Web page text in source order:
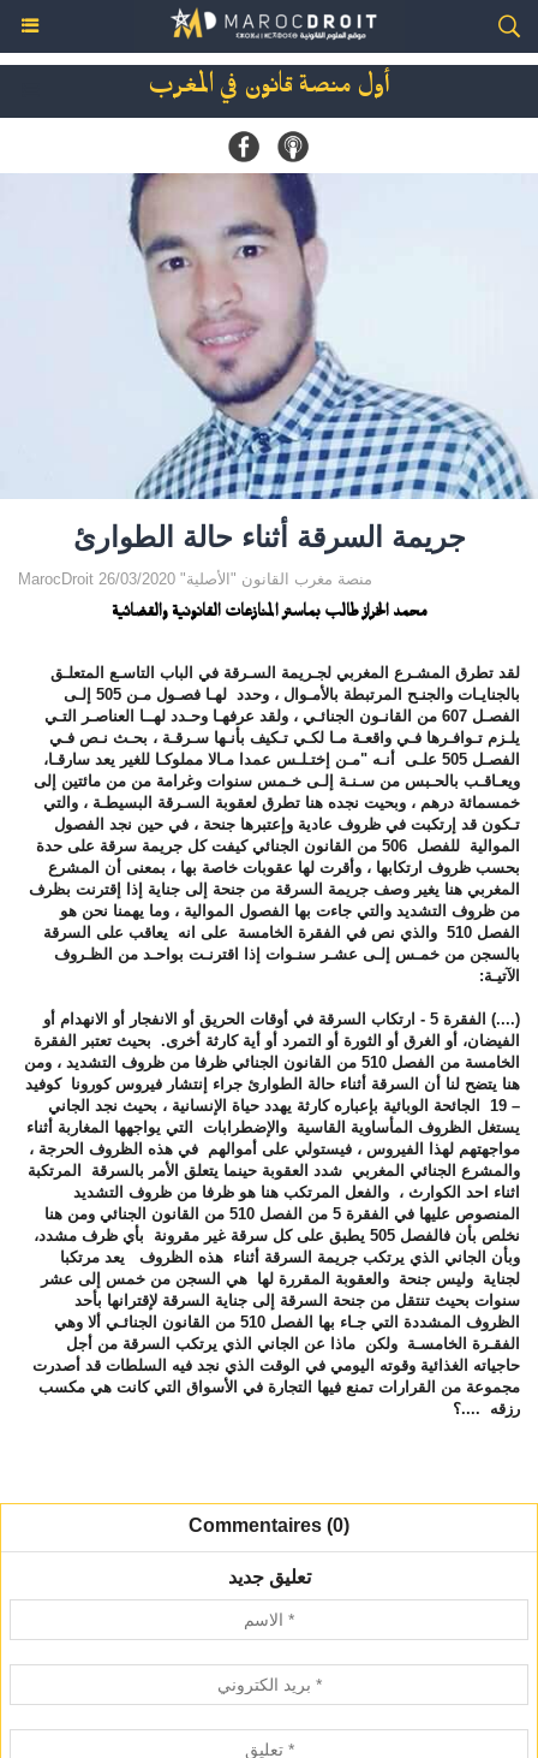
أول منصة قانون في المغرب
جريمة السرقة أثناء حالة الطوارئ‎
MarocDroit منصة مغرب القانون "الأصلية" 26/03/2020
محمد الخراز طالب بماستر المنازعات القانونية والقضائية
لقد تطرق المشـرع المغربي لجـريمة السـرقة في الباب التاسـع المتعلـق
بالجنايـات والجنـح المرتبطة بالأمـوال ، وحدد لهـا فصـول مـن 505 إلـى
الفصـل 607 من القانـون الجنائـي ، ولقد عرفهـا وحـدد لهــا العناصـر التـي
يلـزم تـوافـرها فـي واقعـة مـا لكـي تـكيف بأنـها سـرقـة ، بحـث نـص فـي
الفصـل 505 علـى أنـه "مـن إختـلـس عمدا مـالا مملوكـا للغير يعد سارقـا،
ويعـاقـب بالحـبس من سـنـة إلـى خـمس سنوات وغرامة من من مائتين إلى
خمسمائة درهم ، وبحيت نجده هنا تطرق لعقوبة السـرقة البسيطـة ، والتي
تـكون قد إرتكبت في ظروف عادية وإعتبرها جنحة ، في حين نجد الفصول
الموالية للفصل 506 من القانون الجنائي كيفت كل جريمة سرقة على حدة
بحسب ظروف ارتكابها ، وأقرت لها عقوبات خاصة بها ، بمعنى أن المشرع
المغربي هنا يغير وصف جريمة السرقة من جنحة إلى جناية إذا إقترنت بظرف
من ظروف التشديد والتي جاءت بها الفصول الموالية ، وما يهمنا نحن هو
الفصل 510 والذي نص في الفقرة الخامسة على انه يعاقب على السرقة
بالسجن من خمـس إلـى عشـر سنـوات إذا اقترنـت بواحـد من الظـروف
الآتيـة:
(....) الفقرة 5 - ارتكاب السرقة في أوقات الحريق أو الانفجار أو الانهدام أو
الفيضان، أو الغرق أو الثورة أو التمرد أو أية كارثة أخرى. بحيث تعتبر الفقرة
الخامسة من الفصل 510 من القانون الجنائي ظرفا من ظروف التشديد ، ومن
هنا يتضح لنا أن السرقة أثناء حالة الطوارئ جراء إنتشار فيروس كورونا كوفيد
– 19 الجائحة الوبائية بإعباره كارثة يهدد حياة الإنسانية ، بحيث نجد الجاني
يستغل الظروف المأساوية القاسية والإضطرابات التي يواجهها المغاربة أثناء
مواجهتهم لهذا الفيروس ، فيستولي على أموالهم في هذه الظروف الحرجة ،
والمشرع الجنائي المغربي شدد العقوبة حينما يتعلق الأمر بالسرقة المرتكبة
اثناء احد الكوارث ، والفعل المرتكب هنا هو ظرفا من ظروف التشديد
المنصوص عليها في الفقرة 5 من الفصل 510 من القانون الجنائي ومن هنا
نخلص بأن فالفصل 505 يطبق على كل سرقة غير مقرونة بأي ظرف مشدد،
وبأن الجاني الذي يرتكب جريمة السرقة أثناء هذه الظروف يعد مرتكبا
لجناية وليس جنحة والعقوبة المقررة لها هي السجن من خمس إلى عشر
سنوات بحيث تنتقل من جنحة السرقة إلى جناية السرقة لإقترانها بأحد
الظروف المشددة التي جـاء بها الفصل 510 من القانون الجنائـي ألا وهي
الفقـرة الخامسـة ولكن ماذا عن الجاني الذي يرتكب السرقة من أجل
حاجياته الغذائية وقوته اليومي في الوقت الذي نجد فيه السلطات قد أصدرت
مجموعة من القرارات تمنع فيها التجارة في الأسواق التي كانت هي مكسب
رزقه ....؟
Commentaires (0)
تعليق جديد